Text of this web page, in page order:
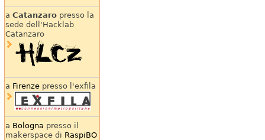
a Catanzaropresso la
sede dell'Hacklab
Catanzaro
a Firenzepresso l'exfila
a Bologna presso il
makerspace di RaspiBO